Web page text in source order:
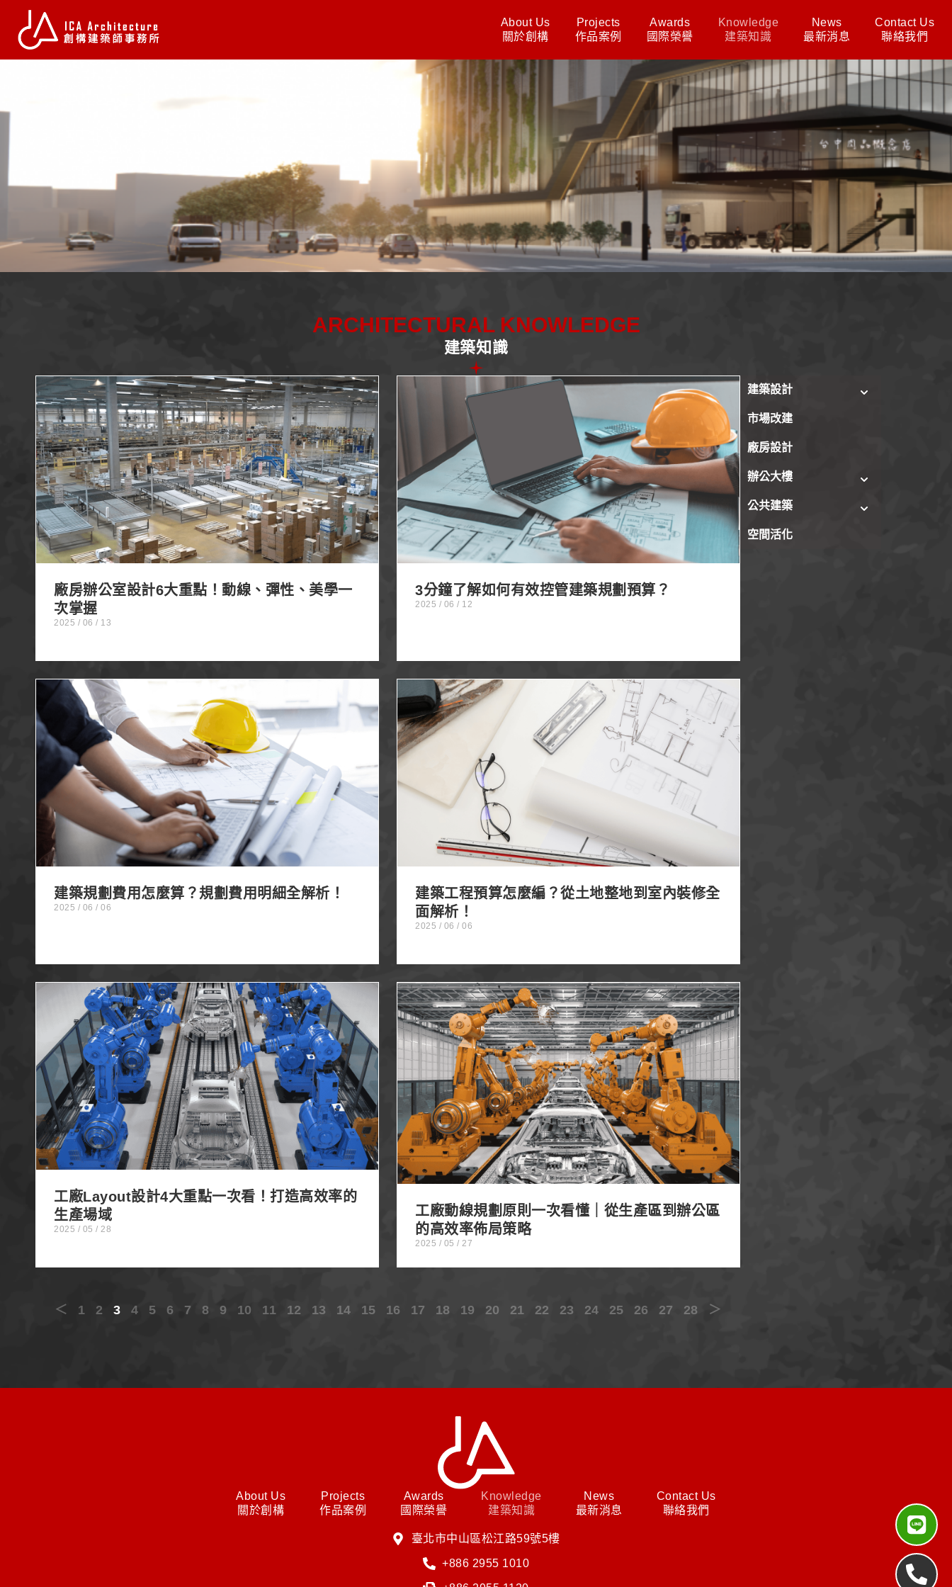
About Us
關於創構
Projects
作品案例
Awards
國際榮譽
Knowledge
建築知識
News
最新消息
Contact Us
聯絡我們
ARCHITECTURAL KNOWLEDGE
建築知識
廠房辦公室設計6大重點！動線、彈性、美學一次掌握
廠房辦公室設計6大重點！動線、彈性、美學一
次掌握
2025 / 06 / 13
3分鐘了解如何有效控管建築規劃預算？
3分鐘了解如何有效控管建築規劃預算？
2025 / 06 / 12
建築規劃費用怎麼算？規劃費用明細全解析！
建築規劃費用怎麼算？規劃費用明細全解析！
2025 / 06 / 06
建築工程預算怎麼編？從土地整地到室內裝修全面解析！
建築工程預算怎麼編？從土地整地到室內裝修全
面解析！
2025 / 06 / 06
工廠Layout設計4大重點一次看！打造高效率的生產場域
工廠Layout設計4大重點一次看！打造高效率的
生產場域
2025 / 05 / 28
工廠動線規劃原則一次看懂｜從生產區到辦公區的高效率佈局
策略
工廠動線規劃原則一次看懂｜從生產區到辦公區
的高效率佈局策略
2025 / 05 / 27
＜ 1 2 3 4 5 6 7 8 9 10 11 12 13 14 15 16 17 18 19 20 21 22 23 24 25 26 27 28 ＞
建築設計
市場改建
廠房設計
辦公大樓
公共建築
空間活化
About Us
關於創構
Projects
作品案例
Awards
國際榮譽
Knowledge
建築知識
News
最新消息
Contact Us
聯絡我們
臺北市中山區松江路59號5樓
+886 2955 1010